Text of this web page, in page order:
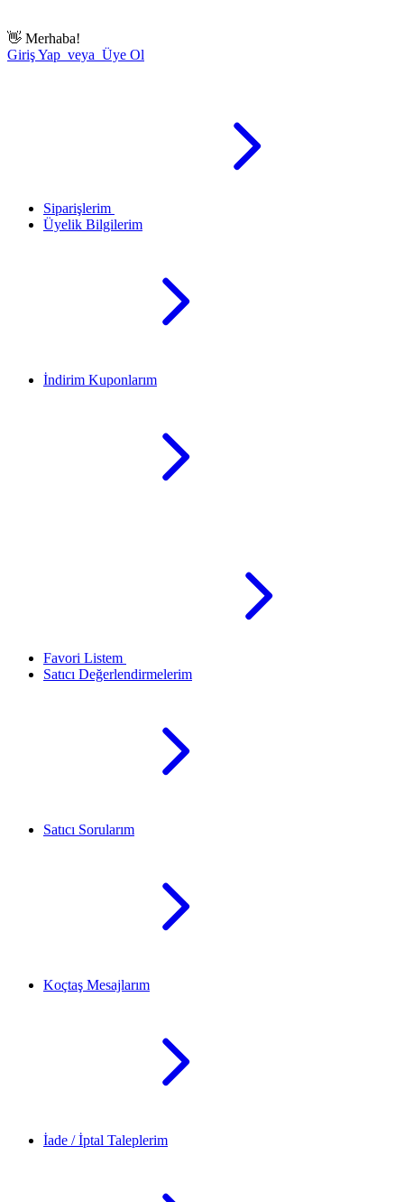
👋 Merhaba!
Giriş Yap veya Üye Ol
Siparişlerim
Üyelik Bilgilerim
İndirim Kuponlarım
Favori Listem
Satıcı Değerlendirmelerim
Satıcı Sorularım
Koçtaş Mesajlarım
İade / İptal Taleplerim